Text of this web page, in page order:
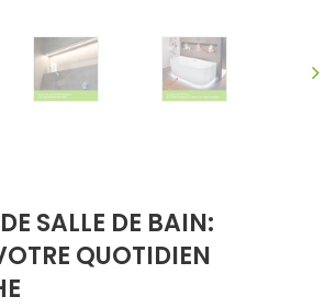
SALLE DE BAIN:
QUOTIDIEN